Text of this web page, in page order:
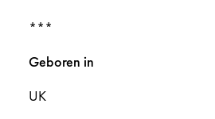
***
Geboren in
UK